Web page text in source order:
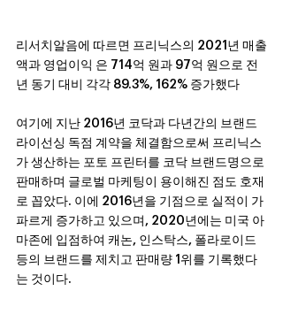
리서치알음에 따르면 프리닉스의 2021년 매출
액과 영업이익 은 714억 원과 97억 원으로 전
년 동기 대비 각각 89.3%, 162% 증가했다
여기에 지난 2016년 코닥과 다년간의 브랜드
라이선싱 독점 계약을 체결함으로써 프리닉스
가 생산하는 포토 프린터를 코닥 브랜드명으로
판매하며 글로벌 마케팅이 용이해진 점도 호재
로 꼽았다. 이에 2016년을 기점으로 실적이 가
파르게 증가하고 있으며, 2020년에는 미국 아
마존에 입점하여 캐논, 인스탁스, 폴라로이드
등의 브랜드를 제치고 판매량 1위를 기록했다
는 것이다.